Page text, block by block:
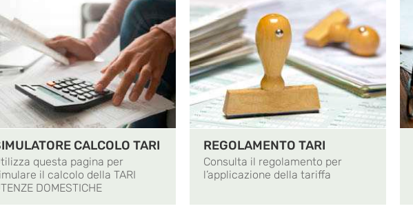
CALCOLO TARI
questa pagina per
il calcolo della TARI
DOMESTICHE
REGOLAMENTO TARI
Consulta il regolamento per
l’applicazione della tariffa